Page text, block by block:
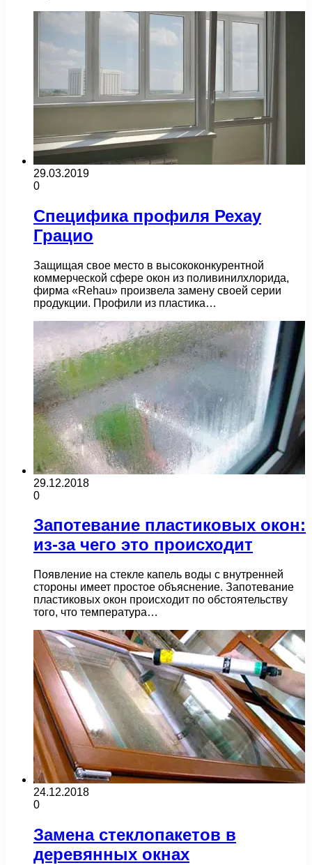
29.03.2019
0
Специфика профиля Рехау
Грацио
Защищая свое место в высококонкурентной
коммерческой сфере окон из поливинилхлорида,
фирма «Rehau» произвела замену своей серии
продукции. Профили из пластика…
29.12.2018
0
Запотевание пластиковых окон:
из-за чего это происходит
Появление на стекле капель воды с внутренней
стороны имеет простое объяснение. Запотевание
пластиковых окон происходит по обстоятельству
того, что температура…
24.12.2018
0
Замена стеклопакетов в
деревянных окнах